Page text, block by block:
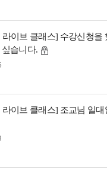
이브 클래스] 수강신청을
습니다.
이브 클래스] 조교님 일대